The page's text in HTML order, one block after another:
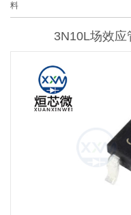
料
3N10L场效